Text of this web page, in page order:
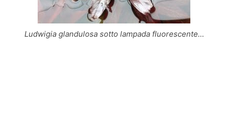
Ludwigia glandulosa sotto lampada fluorescente…